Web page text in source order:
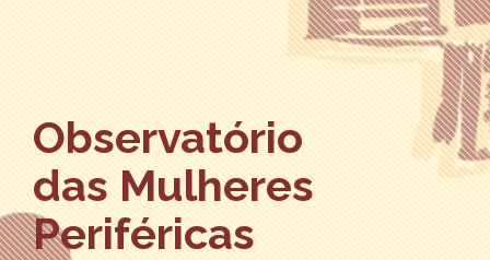
Observatório
das Mulheres
Periféricas